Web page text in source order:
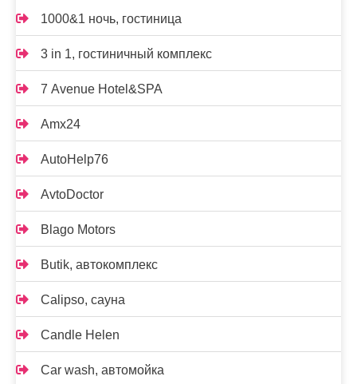
1000&1 ночь, гостиница
3 in 1, гостиничный комплекс
7 Avenue Hotel&SPA
Amx24
AutoHelp76
AvtoDoctor
Blago Motors
Butik, автокомплекс
Calipso, сауна
Candle Helen
Car wash, автомойка